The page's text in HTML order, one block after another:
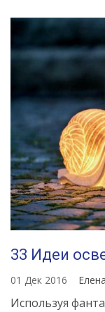
33 Идеи
01 Дек 2016
Используя